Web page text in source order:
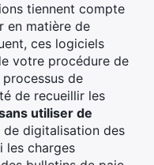
tiennent compte
en matière de
ces logiciels
votre procédure de
de
de recueillir les
utiliser de
de digitalisation des
les charges
×